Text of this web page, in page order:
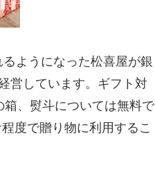
ようになった松喜屋が銀
営しています。ギフト対
、熨斗については無料で
度で贈り物に利用するこ